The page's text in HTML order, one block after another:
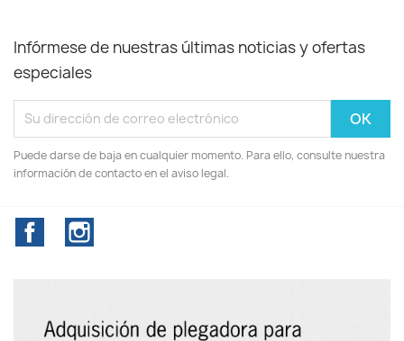
Infórmese de nuestras últimas noticias y ofertas
especiales
Puede darse de baja en cualquier momento. Para ello, consulte nuestra
información de contacto en el aviso legal.
Facebook